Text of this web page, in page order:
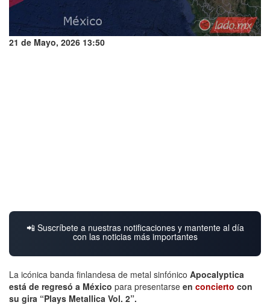
21 de Mayo, 2026 13:50
📲 Suscríbete a nuestras notificaciones y mantente al día
con las noticias más importantes
La icónica banda finlandesa de metal sinfónico Apocalyptica
está de regresó a México para presentarse en concierto con
su gira “Plays Metallica Vol. 2”.